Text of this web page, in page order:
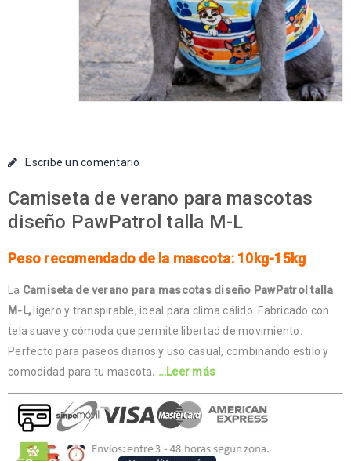
Escribe un comentario
Camiseta de verano para mascotas
diseño PawPatrol talla M-L
Peso recomendado de la mascota: 10kg-15kg
La Camiseta de verano para mascotas diseño PawPatrol talla
M-L,ligero y transpirable, ideal para clima cálido. Fabricado con
tela suave y cómoda que permite libertad de movimiento.
Perfecto para paseos diarios y uso casual, combinando estilo y
comodidad para tu mascota. …Leer más